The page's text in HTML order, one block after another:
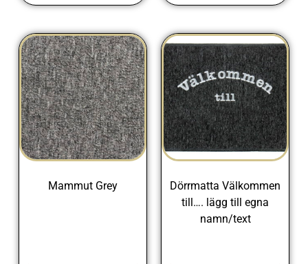
Mammut Grey
Dörrmatta Välkommen
till…. lägg till egna
namn/text